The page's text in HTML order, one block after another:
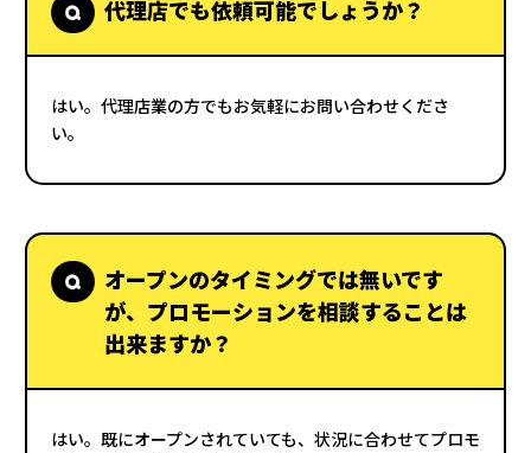
代理店でも依頼可能でしょうか？
はい。代理店業の方でもお気軽にお問い合わせくださ
い。
オープンのタイミングでは無いです
が、プロモーションを相談することは
出来ますか？
はい。既にオープンされていても、状況に合わせてプロモ